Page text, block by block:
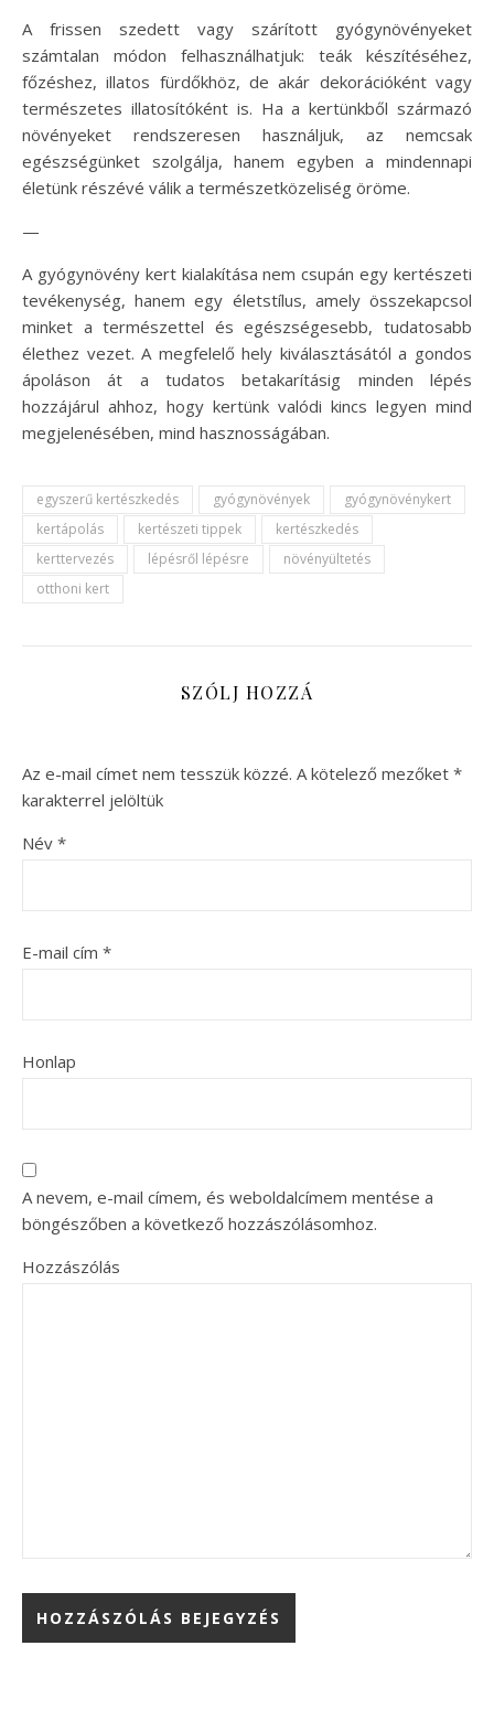
A frissen szedett vagy szárított gyógynövényeket
számtalan módon felhasználhatjuk: teák készítéséhez,
főzéshez, illatos fürdőkhöz, de akár dekorációként vagy
természetes illatosítóként is. Ha a kertünkből származó
növényeket rendszeresen használjuk, az nemcsak
egészségünket szolgálja, hanem egyben a mindennapi
életünk részévé válik a természetközeliség öröme.
—
A gyógynövény kert kialakítása nem csupán egy kertészeti
tevékenység, hanem egy életstílus, amely összekapcsol
minket a természettel és egészségesebb, tudatosabb
élethez vezet. A megfelelő hely kiválasztásától a gondos
ápoláson át a tudatos betakarításig minden lépés
hozzájárul ahhoz, hogy kertünk valódi kincs legyen mind
megjelenésében, mind hasznosságában.
egyszerű kertészkedés gyógynövények
gyógynövénykert
kertápolás
kertészeti tippek
kertészkedés
kerttervezés
lépésről lépésre
növényültetés
otthoni kert
SZÓLJ HOZZÁ
Az e-mail címet nem tesszük közzé. A kötelező mezőket *
karakterrel jelöltük
Név *
E-mail cím *
Honlap
A nevem, e-mail címem, és weboldalcímem mentése a
böngészőben a következő hozzászólásomhoz.
Hozzászólás